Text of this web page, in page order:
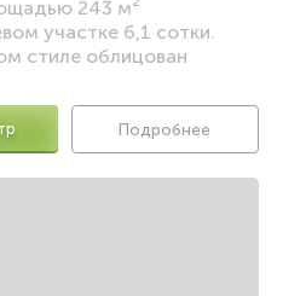
243 м²
участке 6,1 сотки.
стиле облицован
Подробнее